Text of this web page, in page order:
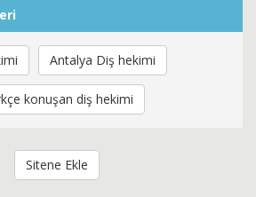
Antalya Diş hekimi
konuşan diş hekimi
Sitene Ekle